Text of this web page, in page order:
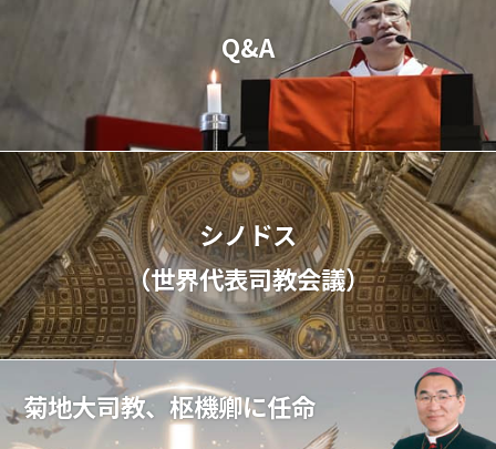
Q&A
シノドス
（世界代表司教会議）
菊地大司教、枢機卿に任命